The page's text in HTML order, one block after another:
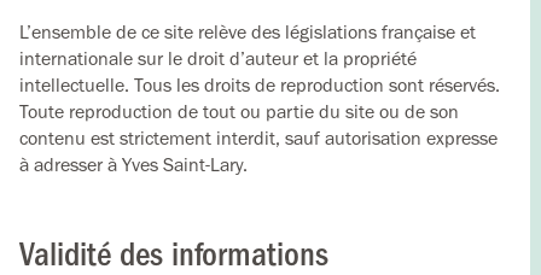
L’ensemble de ce site relève des législations française et
internationale sur le droit d’auteur et la propriété
intellectuelle. Tous les droits de reproduction sont réservés.
Toute reproduction de tout ou partie du site ou de son
contenu est strictement interdit, sauf autorisation expresse
à adresser à Yves Saint-Lary.
Validité des informations